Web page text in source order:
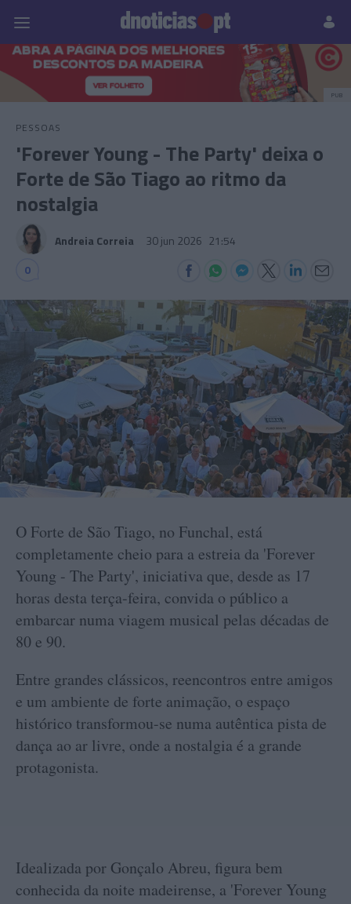
Prazeres Paisagens
PUB
PESSOAS
'Forever Young - The Party' deixa o
Forte de São Tiago ao ritmo da
nostalgia
Andreia Correia 30 jun 2026 21:54
0
O Forte de São Tiago, no Funchal, está
completamente cheio para a estreia da 'Forever
Young - The Party', iniciativa que, desde as 17
horas desta terça-feira, convida o público a
embarcar numa viagem musical pelas décadas de
80 e 90.
Entre grandes clássicos, reencontros entre amigos
e um ambiente de forte animação, o espaço
histórico transformou-se numa autêntica pista de
dança ao ar livre, onde a nostalgia é a grande
protagonista.
Idealizada por Gonçalo Abreu, figura bem
conhecida da noite madeirense, a 'Forever Young